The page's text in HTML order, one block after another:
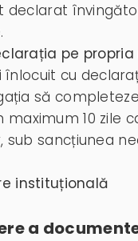
pe
înlocuit cu
să
10 zile
sancțiunea
instituțională
a